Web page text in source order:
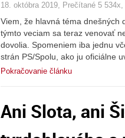
18. októbra 2019, Prečítané 5 534x,
Viem, že hlavná téma dnešných
týmto veciam sa teraz venovať
dovolia. Spomeniem iba jednu
strán PS/Spolu, ako ju oficiálne
Pokračovanie článku
Ani Slota, ani